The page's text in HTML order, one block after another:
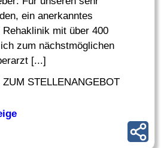
ein anerkanntes
mit über 400
zum nächstmöglichen
[...]
STELLENANGEBOT